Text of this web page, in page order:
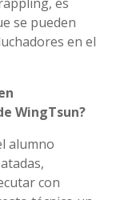
se pueden
en el
WingTsun?
alumno
con